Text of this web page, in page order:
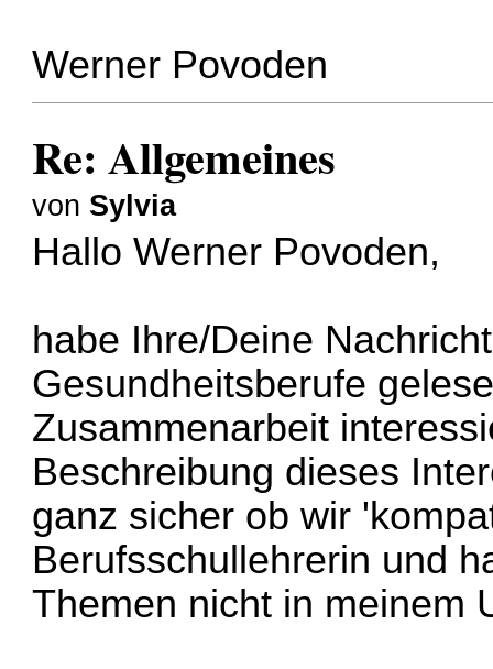
Werner Povoden
Re: Allgemeines
von Sylvia
Hallo Werner Povoden,
habe Ihre/Deine
Gesundheitsberufe
Zusammenarbeit
Beschreibung dieses
ganz sicher ob wir
Berufsschullehrerin und
Themen nicht in meinem